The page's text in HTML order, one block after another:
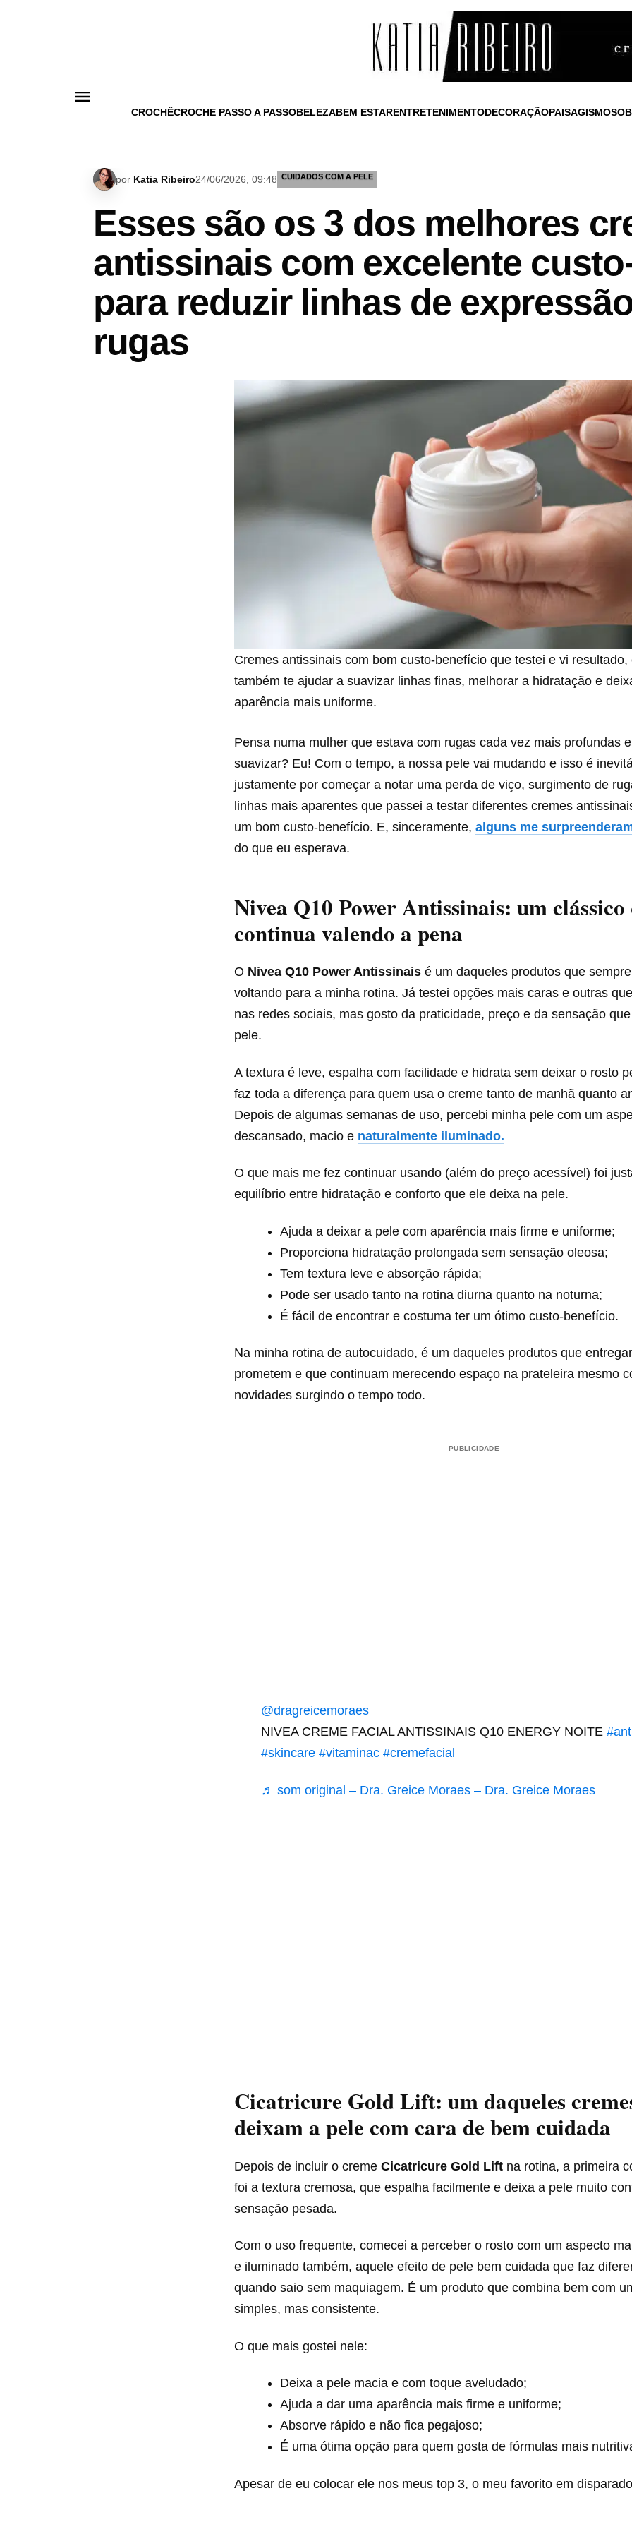
CROCHÊCROCHE PASSO A PASSOBELEZABEM ESTARENTRETENIMENTODECORAÇÃOPAISAGISMO
por Katia Ribeiro24/06/2026, 09:48 CUIDADOS COM A PELE
Esses são os 3 dos melhores
antissinais com excelente
para reduzir linhas de
rugas
Cremes antissinais com bom custo-benefício que testei e vi resultado,
também te ajudar a suavizar linhas finas, melhorar a hidratação e
aparência mais uniforme.
Pensa numa mulher que estava com rugas cada vez mais profundas
suavizar? Eu! Com o tempo, a nossa pele vai mudando e isso é
justamente por começar a notar uma perda de viço, surgimento de
linhas mais aparentes que passei a testar diferentes cremes
um bom custo-benefício. E, sinceramente, alguns me
do que eu esperava.
Nivea Q10 Power Antissinais: um clássico
continua valendo a pena
O Nivea Q10 Power Antissinais é um daqueles produtos que
voltando para a minha rotina. Já testei opções mais caras e outras
nas redes sociais, mas gosto da praticidade, preço e da sensação
pele.
A textura é leve, espalha com facilidade e hidrata sem deixar o rosto
faz toda a diferença para quem usa o creme tanto de manhã quanto
Depois de algumas semanas de uso, percebi minha pele com um
descansado, macio e naturalmente iluminado.
O que mais me fez continuar usando (além do preço acessível) foi
equilíbrio entre hidratação e conforto que ele deixa na pele.
Ajuda a deixar a pele com aparência mais firme e uniforme;
Proporciona hidratação prolongada sem sensação oleosa;
Tem textura leve e absorção rápida;
Pode ser usado tanto na rotina diurna quanto na noturna;
É fácil de encontrar e costuma ter um ótimo custo-benefício.
Na minha rotina de autocuidado, é um daqueles produtos que
prometem e que continuam merecendo espaço na prateleira mesmo
novidades surgindo o tempo todo.
PUBLICIDADE
@dragreicemoraes
NIVEA CREME FACIAL ANTISSINAIS Q10 ENERGY NOITE
#skincare #vitaminac #cremefacial
♬ som original – Dra. Greice Moraes – Dra. Greice Moraes
Cicatricure Gold Lift: um daqueles
deixam a pele com cara de bem cuidada
Depois de incluir o creme Cicatricure Gold Lift na rotina, a primeira
foi a textura cremosa, que espalha facilmente e deixa a pele muito
sensação pesada.
Com o uso frequente, comecei a perceber o rosto com um aspecto
e iluminado também, aquele efeito de pele bem cuidada que faz
quando saio sem maquiagem. É um produto que combina bem com
simples, mas consistente.
O que mais gostei nele:
Deixa a pele macia e com toque aveludado;
Ajuda a dar uma aparência mais firme e uniforme;
Absorve rápido e não fica pegajoso;
É uma ótima opção para quem gosta de fórmulas mais
Apesar de eu colocar ele nos meus top 3, o meu favorito em